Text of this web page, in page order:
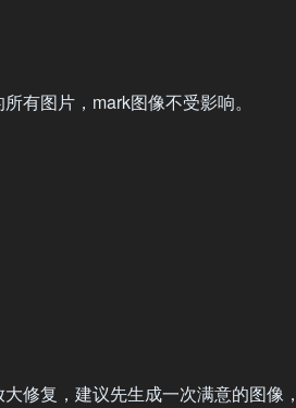
有图片，mark图像不受影响。
修复，建议先生成一次满意的图像